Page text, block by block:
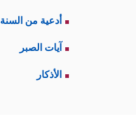
أدعية من السنة
آيات الصبر
الأذكار